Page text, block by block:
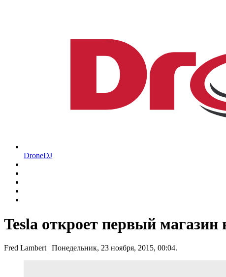
DroneDJ
Tesla откроет первый магазин
Fred Lambert | Понедельник, 23 ноября, 2015, 00:04.